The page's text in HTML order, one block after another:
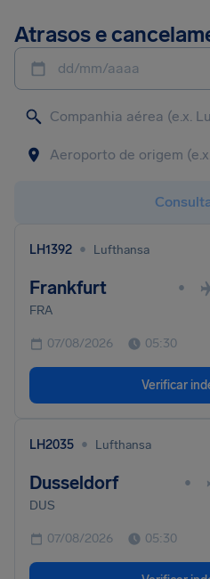
Atrasos e
dd/mm/aaaa
LH1392 • Lufthansa
Frankfurt •
FRA
07/08/2026 05:30
Verificar
LH2035 • Lufthansa
Dusseldorf •
DUS
07/08/2026 05:30